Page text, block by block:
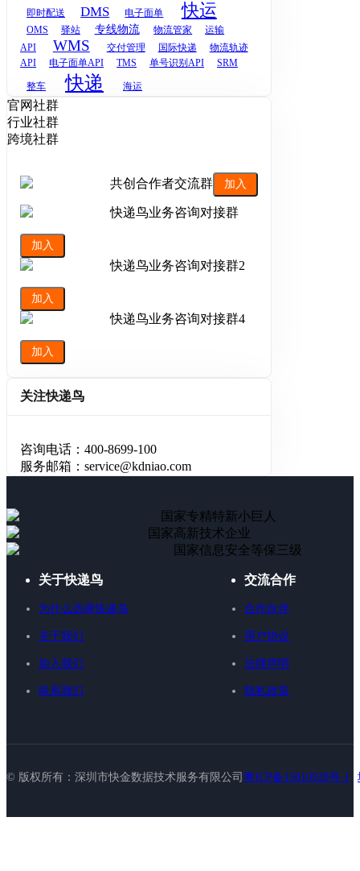
即时配送 DMS 电子面单 快运
OMS 驿站 专线物流 物流管家
运输
API
WMS 交付管理 国际快递
物流轨迹
API
电子面单API TMS 单号识别API SRM
整车 快递 海运
官网社群
行业社群
跨境社群
共创合作者交流群 加入
快递鸟业务咨询对接群
加入
快递鸟业务咨询对接群2
加入
快递鸟业务咨询对接群4
加入
关注快递鸟
咨询电话：400-8699-100
服务邮箱：service@kdniao.com
国家专精特新小巨人
国家高新技术企业
国家信息安全等保三级
关于快递鸟
为什么选择快递鸟
关于我们
加入我们
联系我们
交流合作
合作伙伴
用户协议
法律声明
隐私政策
© 版权所有：深圳市快金数据技术服务有限公司 粤ICP备15010928号-1